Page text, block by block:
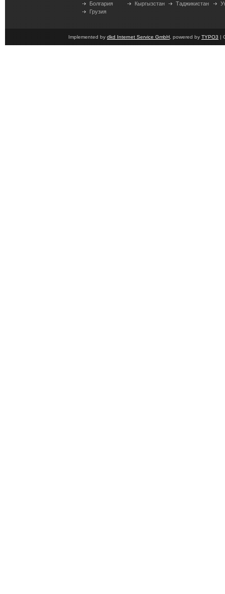
Болгария
Грузия
Кыргызстан Таджикистан
Implemented by dkd Internet Service GmbH , powered by TYPO3 |